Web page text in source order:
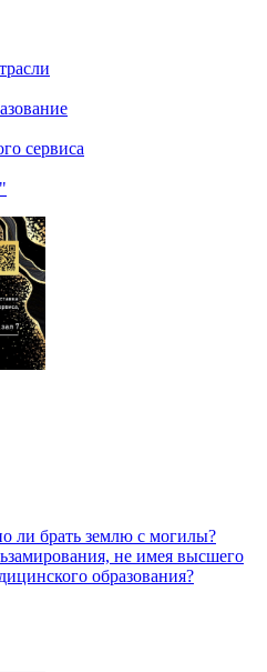
сервиса
ли брать землю с могилы?
не имея высшего
образования?